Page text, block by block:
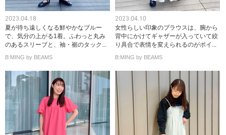
2023.04.18
夏が待ち遠しくなる鮮やかなブルー
で、気分の上がる1着。ふわっと丸み
のあるスリーブと、袖・裾のタック...
B:MING by BEAMS
2023.04.10
女性らしい印象のブラウスは、腕から
背中にかけてギャザーが入っていて絞
り具合で表情を変えられるのがポイ...
B:MING by BEAMS